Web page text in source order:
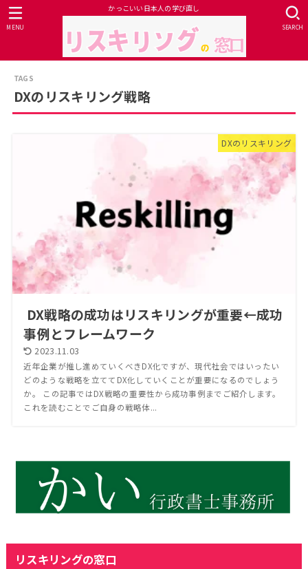
かっこいい日本人の学び直し
SEARCH
MENU
DXのリスキリング戦略
DXのリスキリング
DX戦略の成功はリスキリングが重要←成功
事例とフレームワーク
2023.11.03
近年企業が推し進めていくべきDX化ですが、現代社会ではいったい
どのような戦略を立ててDX化していくことが重要になるのでしょう
か。 この記事ではDX戦略の重要性から成功事例までご紹介します。
これを読むことでご自身の戦略体...
リスキリングの窓口